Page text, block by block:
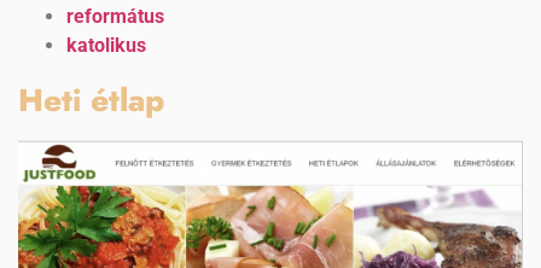
református
katolikus
Heti étlap